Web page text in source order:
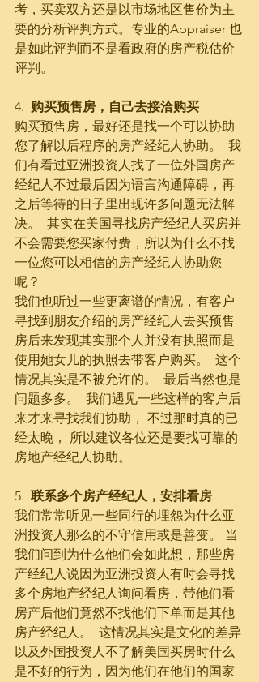
考，买卖双方还是以市场地区售价为主
要的分析评判方式。专业的Appraiser 也
是如此评判而不是看政府的房产税估价
评判。
4. 购买预售房，自己去接洽购买
购买预售房，最好还是找一个可以协助
您了解以后程序的房产经纪人协助。  我
们有看过亚洲投资人找了一位外国房产
经纪人不过最后因为语言沟通障碍，再
之后等待的日子里出现许多问题无法解
决。  其实在美国寻找房产经纪人买房并
不会需要您买家付费，所以为什么不找
一位您可以相信的房产经纪人协助您
呢？
我们也听过一些更离谱的情况，有客户
寻找到朋友介绍的房产经纪人去买预售
房后来发现其实那个人并没有执照而是
使用她女儿的执照去带客户购买。  这个
情况其实是不被允许的。  最后当然也是
问题多多。  我们遇见一些这样的客户后
来才来寻找我们协助， 不过那时真的已
经太晚， 所以建议各位还是要找可靠的
房地产经纪人协助。
5. 联系多个房产经纪人，安排看房
我们常常听见一些同行的埋怨为什么亚
洲投资人那么的不守信用或是善变。 当
我们问到为什么他们会如此想，那些房
产经纪人说因为亚洲投资人有时会寻找
多个房地产经纪人询问看房，带他们看
房产后他们竟然不找他们下单而是其他
房产经纪人。  这情况其实是文化的差异
以及外国投资人不了解美国买房时什么
是不好的行为，因为他们在他们的国家